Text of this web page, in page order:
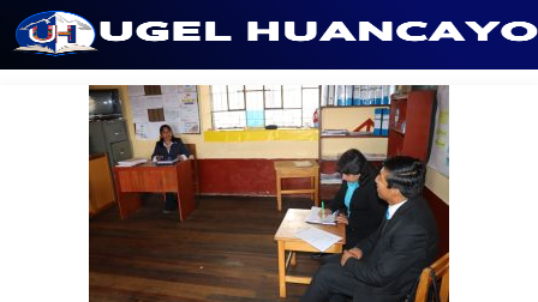
contenido